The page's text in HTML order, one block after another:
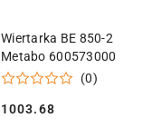
Wiertarka BE 850-2
Metabo 600573000
(0)
Cena:
1003.68
DODAJ DO KOSZYKA